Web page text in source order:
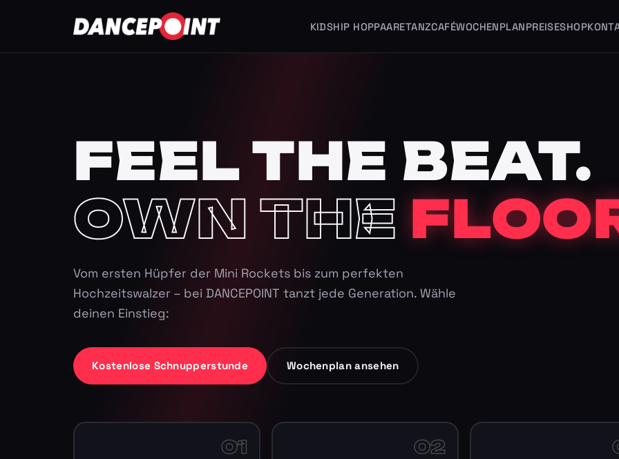
KIDSHIP HOPPAARETANZCAFÉWOCHENPLANPREISESHOP
FEEL THE BEAT.
OWN THE
Vom ersten Hüpfer der Mini Rockets bis zum perfekten
Hochzeitswalzer – bei DANCEPOINT tanzt jede Generation. Wähle
deinen Einstieg:
Kostenlose Schnupperstunde Wochenplan ansehen
01 02